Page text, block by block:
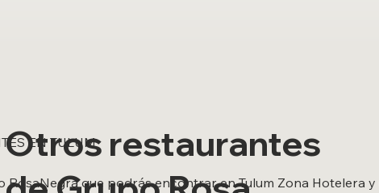
EN TULUM
RosaNegra que podrás encontrar en Tulum Zona Hotelera
Otros restaurantes